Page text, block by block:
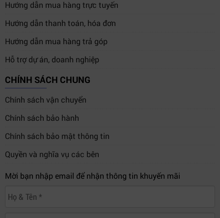
Hướng dẫn mua hàng trực tuyến
Hướng dẫn thanh toán, hóa đơn
Hướng dẫn mua hàng trả góp
Hỗ trợ dự án, doanh nghiệp
CHÍNH SÁCH CHUNG
Chính sách vận chuyển
Chính sách bảo hành
Chính sách bảo mật thông tin
Quyền và nghĩa vụ các bên
Mời bạn nhập email để nhận thông tin khuyến mãi